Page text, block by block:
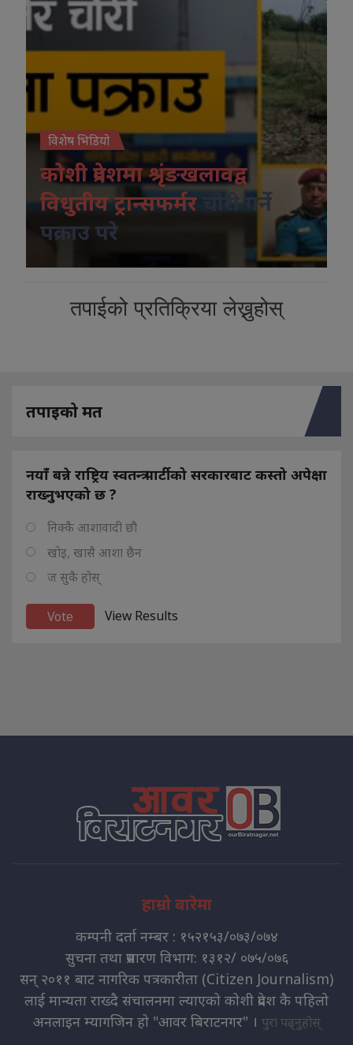
विशेष भिडियो
कोशी प्रदेशमा श्रृंङखलावद्व
विधुतीय ट्रान्सफर्मर
चोरी गर्ने
पक्राउ परे
तपाईको प्रतिक्रिया लेख्नुहोस्
तपाइको मत
नयाँ बन्ने राष्ट्रिय स्वतन्त्र पार्टीको सरकारबाट कस्तो अपेक्षा
राख्नुभएको छ ?
निक्कै आशावादी छौ
खोइ, खासै आशा छैन
ज सुकै होस्
View Results
हाम्रो बारेमा
कम्पनी दर्ता नम्बर : १५२१५३/०७३/०७४
सुचना तथा प्रसारण विभाग: १३१२/ ०७५/०७६
सन् २०११ बाट नागरिक पत्रकारीता (Citizen Journalism)
लाई मान्यता राख्दै संचालनमा ल्याएको कोशी प्रदेश कै पहिलो
अनलाइन म्यागजिन हो "आवर बिराटनगर" । पुरा पढ्नुहोस्